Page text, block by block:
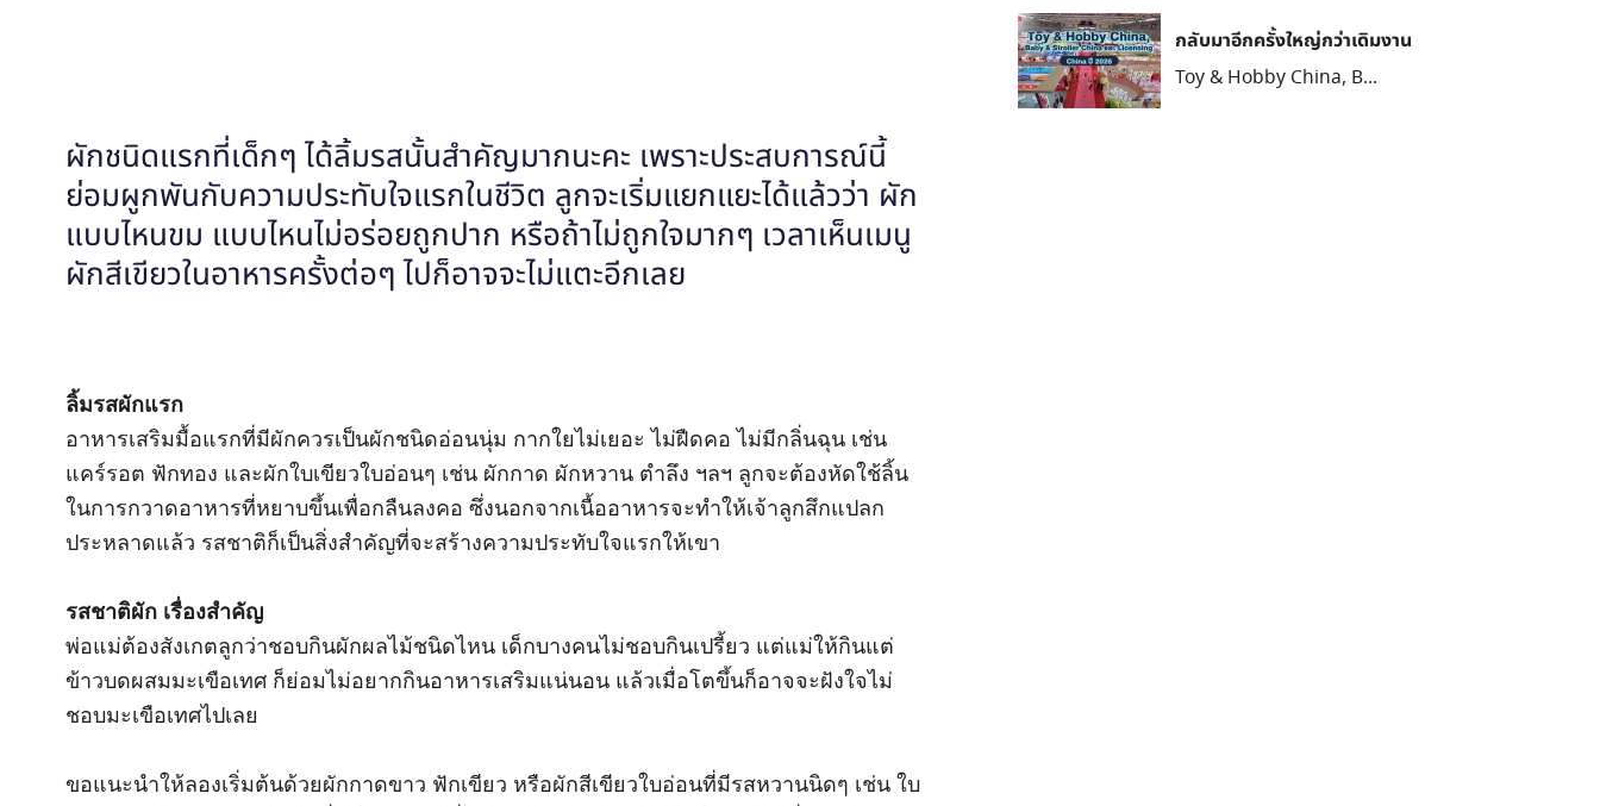
ผักชนิดแรกที่เด็กๆ ได้ลิ้มรสนั้นสำคัญมากนะคะ เพราะประสบการณ์นี้
ย่อมผูกพันกับความประทับใจแรกในชีวิต ลูกจะเริ่มแยกแยะได้แล้วว่า ผัก
แบบไหนขม แบบไหนไม่อร่อยถูกปาก หรือถ้าไม่ถูกใจมากๆ เวลาเห็นเมนู
ผักสีเขียวในอาหารครั้งต่อๆ ไปก็อาจจะไม่แตะอีกเลย
ลิ้มรสผักแรก
อาหารเสริมมื้อแรกที่มีผักควรเป็นผักชนิดอ่อนนุ่ม กากใยไม่เยอะ ไม่ฝืดคอ ไม่มีกลิ่นฉุน เช่น
แคร์รอต ฟักทอง และผักใบเขียวใบอ่อนๆ เช่น ผักกาด ผักหวาน ตำลึง ฯลฯ ลูกจะต้องหัดใช้ลิ้น
ในการกวาดอาหารที่หยาบขึ้นเพื่อกลืนลงคอ ซึ่งนอกจากเนื้ออาหารจะทำให้เจ้าลูกสึกแปลก
ประหลาดแล้ว รสชาติก็เป็นสิ่งสำคัญที่จะสร้างความประทับใจแรกให้เขา
รสชาติผัก เรื่องสำคัญ
พ่อแม่ต้องสังเกตลูกว่าชอบกินผักผลไม้ชนิดไหน เด็กบางคนไม่ชอบกินเปรี้ยว แต่แม่ให้กินแต่
ข้าวบดผสมมะเขือเทศ ก็ย่อมไม่อยากกินอาหารเสริมแน่นอน แล้วเมื่อโตขึ้นก็อาจจะฝังใจไม่
ชอบมะเขือเทศไปเลย
ขอแนะนำให้ลองเริ่มต้นด้วยผักกาดขาว ฟักเขียว หรือผักสีเขียวใบอ่อนที่มีรสหวานนิดๆ เช่น ใบ
กลับมาอีกครั้งใหญ่กว่าเดิมงาน
Toy & Hobby China, B...